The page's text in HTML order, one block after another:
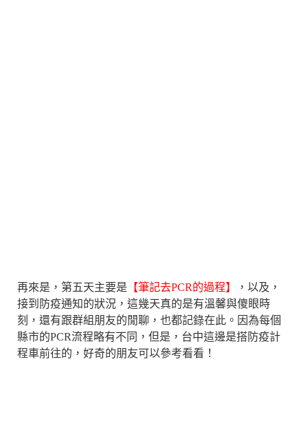
再來是，第五天主要是 【筆記去PCR的過程】
，以及，
接到防疫通知的狀況，這幾天真的是有溫馨與傻眼時
刻，還有跟群組朋友的閒聊，也都記錄在此。因為每個
縣市的PCR流程略有不同，但是，台中這邊是搭防疫計
程車前往的，好奇的朋友可以參考看看！